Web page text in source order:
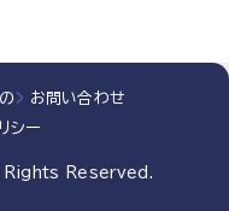
お問い合わせ
シー
Reserved.